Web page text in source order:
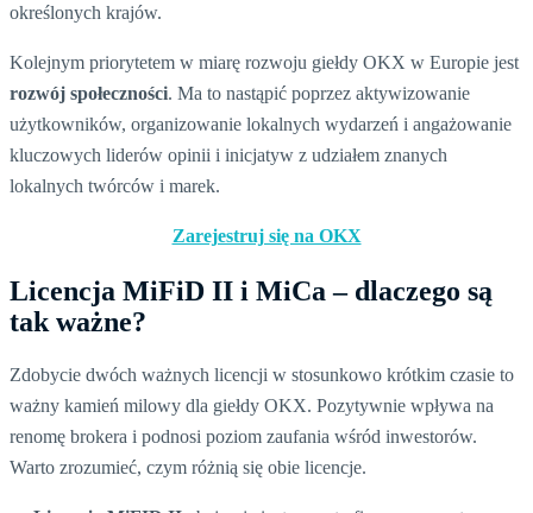
określonych krajów.
Kolejnym priorytetem w miarę rozwoju giełdy OKX w Europie jest
rozwój społeczności. Ma to nastąpić poprzez aktywizowanie
użytkowników, organizowanie lokalnych wydarzeń i angażowanie
kluczowych liderów opinii i inicjatyw z udziałem znanych
lokalnych twórców i marek.
Zarejestruj się na OKX
Licencja MiFiD II i MiCa – dlaczego są
tak ważne?
Zdobycie dwóch ważnych licencji w stosunkowo krótkim czasie to
ważny kamień milowy dla giełdy OKX. Pozytywnie wpływa na
renomę brokera i podnosi poziom zaufania wśród inwestorów.
Warto zrozumieć, czym różnią się obie licencje.